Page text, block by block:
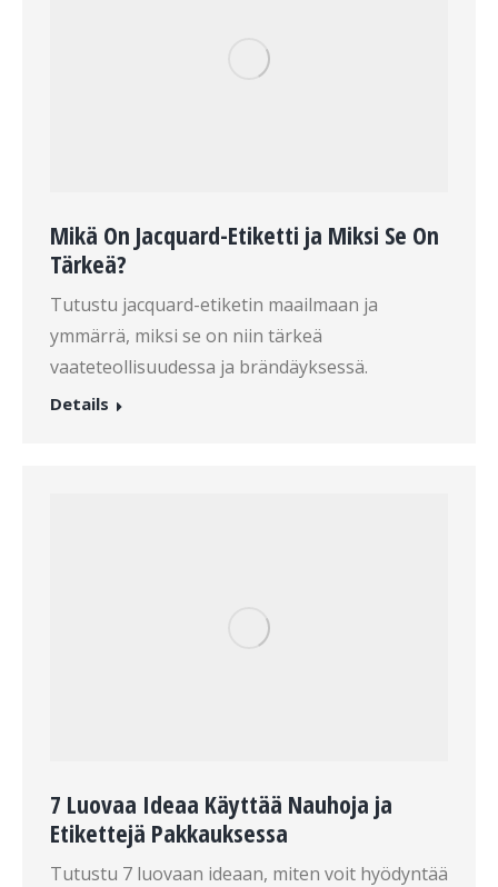
Mikä On Jacquard-Etiketti ja Miksi Se On
Tärkeä?
Tutustu jacquard-etiketin maailmaan ja
ymmärrä, miksi se on niin tärkeä
vaateteollisuudessa ja brändäyksessä.
Details
7 Luovaa Ideaa Käyttää Nauhoja ja
Etikettejä Pakkauksessa
Tutustu 7 luovaan ideaan, miten voit hyödyntää